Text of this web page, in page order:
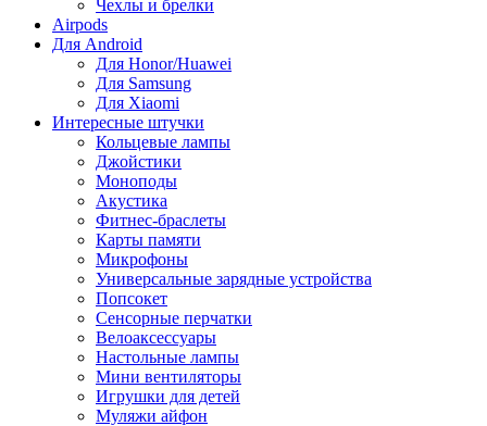
Чехлы и брелки
Airpods
Для Android
Для Honor/Huawei
Для Samsung
Для Xiaomi
Интересные штучки
Кольцевые лампы
Джойстики
Моноподы
Акустика
Фитнес-браслеты
Карты памяти
Микрофоны
Универсальные зарядные устройства
Попсокет
Сенсорные перчатки
Велоаксессуары
Настольные лампы
Мини вентиляторы
Игрушки для детей
Муляжи айфон